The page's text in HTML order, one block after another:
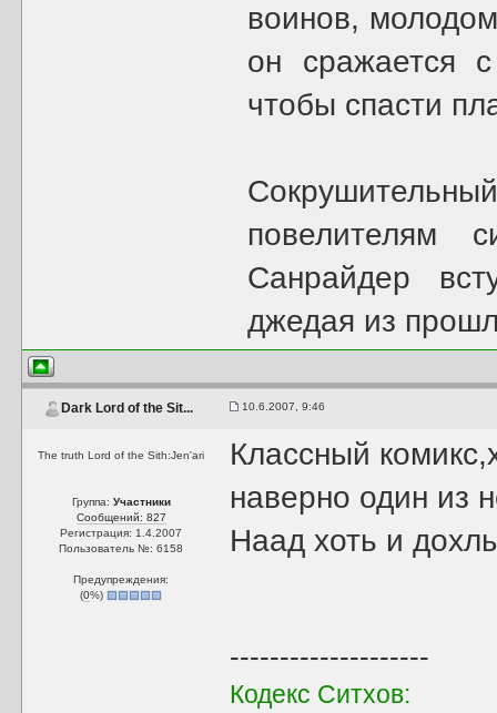
воинов,
он сражается
чтобы спасти
повелителям
Санрайдер
джедая из
Dark Lord of the Sit... 10.6.2007, 9:46
The truth Lord of the Sith:Jen'ari
Группа: Участники
Сообщений: 827
Регистрация: 1.4.2007
Пользователь №: 6158
Предупреждения:
(0%)
Классный
наверно один из
Наад хоть и
--------------------
Кодекс Ситхов: